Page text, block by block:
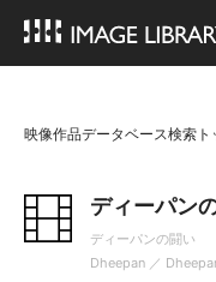
映像作品データベース検索ト
ディーパン
ディーパンの闘い
Dheepan ／